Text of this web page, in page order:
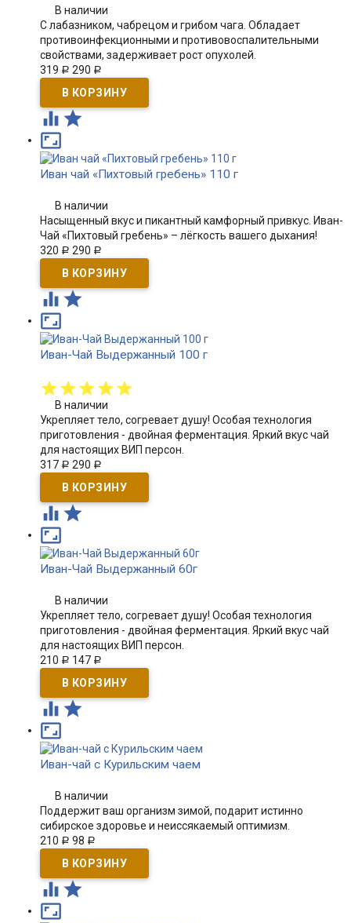
В наличии
С лабазником, чабрецом и грибом чага. Обладает
противоинфекционными и противовоспалительными
свойствами, задерживает рост опухолей.
319 Р 290 Р
 

Иван чай «Пихтовый гребень» 110 г
В наличии
Насыщенный вкус и пикантный камфорный привкус. Иван-
Чай «Пихтовый гребень» – лёгкость вашего дыхания!
320 Р 290 Р
 

Иван-Чай Выдержанный 100 г
В наличии
Укрепляет тело, согревает душу! Особая технология
приготовления - двойная ферментация. Яркий вкус чай
для настоящих ВИП персон.
317 Р 290 Р
 

Иван-Чай Выдержанный 60г
В наличии
Укрепляет тело, согревает душу! Особая технология
приготовления - двойная ферментация. Яркий вкус чай
для настоящих ВИП персон.
210 Р 147 Р
 

Иван-чай с Курильским чаем
В наличии
Поддержит ваш организм зимой, подарит истинно
сибирское здоровье и неиссякаемый оптимизм.
210 Р 98 Р
 
